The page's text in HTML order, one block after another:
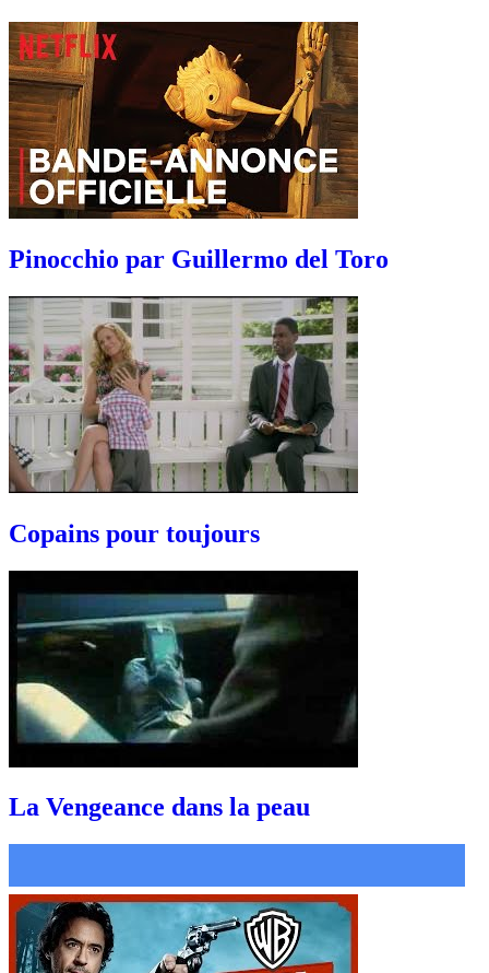
Pinocchio par Guillermo del Toro
Copains pour toujours
La Vengeance dans la peau